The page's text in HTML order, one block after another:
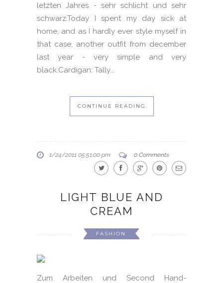
letzten Jahres - sehr schlicht und sehr
schwarz.Today I spent my day sick at
home, and as I hardly ever style myself in
that case, another outfit from december
last year - very simple and very
black.Cardigan: Tally...
CONTINUE READING
1/24/2011 05:51:00 pm 0 Comments
LIGHT BLUE AND
CREAM
FASHION
Zum Arbeiten und Second Hand-